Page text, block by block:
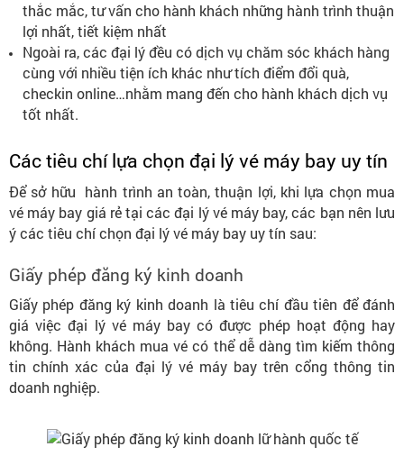
thắc mắc, tư vấn cho hành khách những hành trình thuận
lợi nhất, tiết kiệm nhất
Ngoài ra, các đại lý đều có dịch vụ chăm sóc khách hàng
cùng với nhiều tiện ích khác như tích điểm đổi quà,
checkin online…nhằm mang đến cho hành khách dịch vụ
tốt nhất.
Các tiêu chí lựa chọn đại lý vé máy bay uy tín
Để sở hữu hành trình an toàn, thuận lợi, khi lựa chọn mua
vé máy bay giá rẻ tại các đại lý vé máy bay, các bạn nên lưu
ý các tiêu chí chọn đại lý vé máy bay uy tín sau:
Giấy phép đăng ký kinh doanh
Giấy phép đăng ký kinh doanh là tiêu chí đầu tiên để đánh
giá việc đại lý vé máy bay có được phép hoạt động hay
không. Hành khách mua vé có thể dễ dàng tìm kiếm thông
tin chính xác của đại lý vé máy bay trên cổng thông tin
doanh nghiệp.